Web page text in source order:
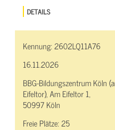
DETAILS
Kennung:2602LQ11A76
16.11.2026
BBG-Bildungszentrum Köln
Eifeltor), Am Eifeltor 1,
50997 Köln
Freie Plätze:25